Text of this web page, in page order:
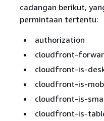
cadangan berikut,
permintaan tertentu:
authorization
cloudfront-
cloudfront-is-
cloudfront-is-
cloudfront-is-
cloudfront-is-